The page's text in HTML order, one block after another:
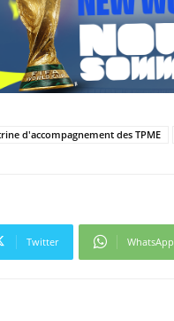
d'accompagnement des TPME
Twitter WhatsApp